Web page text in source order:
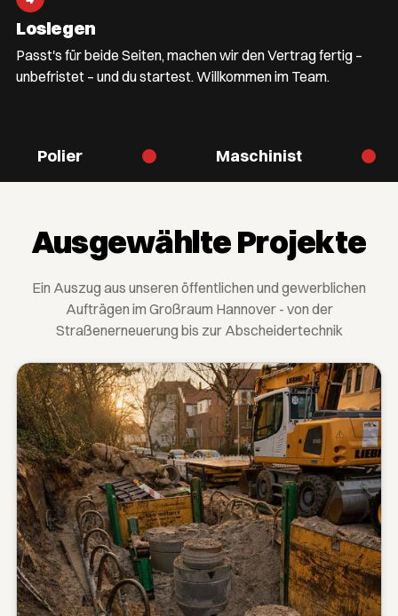
Loslegen
Passt's für beide Seiten, machen wir den Vertrag fertig –
unbefristet – und du startest. Willkommen im Team.
Polier Maschinist
Ausgewählte Projekte
Ein Auszug aus unseren öffentlichen und gewerblichen
Aufträgen im Großraum Hannover - von der
Straßenerneuerung bis zur Abscheidertechnik